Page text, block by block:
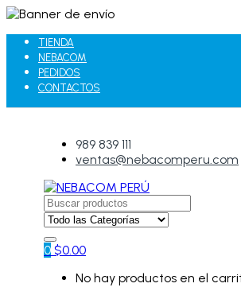
TIENDA
NEBACOM
PEDIDOS
CONTACTOS
989 839 111
ventas@nebacomperu.com
Search
for:
0 $0.00
No hay productos en el